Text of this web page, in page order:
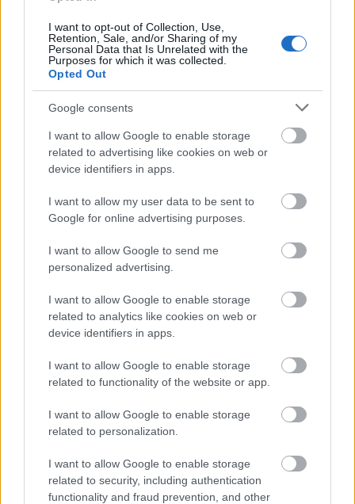
I want to opt-out of Collection, Use,
Retention, Sale, and/or Sharing of my
Personal Data that Is Unrelated with the
Purposes for which it was collected.
Opted Out
Google consents
I want to allow Google to enable storage
related to advertising like cookies on web or
device identifiers in apps.
I want to allow my user data to be sent to
Google for online advertising purposes.
I want to allow Google to send me
personalized advertising.
I want to allow Google to enable storage
related to analytics like cookies on web or
device identifiers in apps.
I want to allow Google to enable storage
related to functionality of the website or app.
I want to allow Google to enable storage
related to personalization.
I want to allow Google to enable storage
related to security, including authentication
functionality and fraud prevention, and other
HÍRLEVÉL
E-mail cím
Feliratkozom a hírlevélre és elfogadom az
szabályzatot!
FELIRATKOZÁS
Országos hírek
Megérkezett a rég várt eső a Duna vízgyűjtőjére, a folyó
magyarországi szakaszán azonban továbbra is csak pár